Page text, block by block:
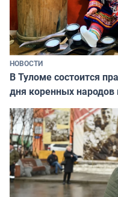
НОВОСТИ
В Туломе состоится
дня коренных народов